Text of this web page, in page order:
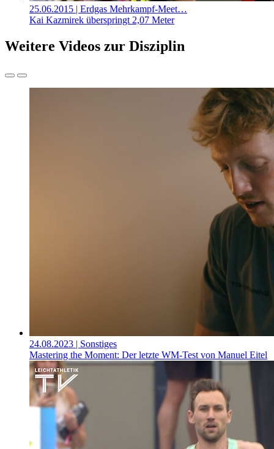
25.06.2015 | Erdgas Mehrkampf-Meet…
Kai Kazmirek überspringt 2,07 Meter
Weitere Videos zur Disziplin
24.08.2023 | Sonstiges
Mastering the Moment: Der letzte WM-Test von Manuel Eitel